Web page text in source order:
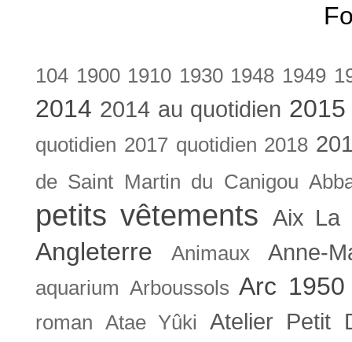
104 1900 1910 1930 1948 1949
2014 2014 au quotidien
quotidien 2017 quotidien 2018
de Saint Martin du Canigou
petits vêtements Aix La
Angleterre Animaux Anne-
aquarium Arboussols Arc 1950
roman Atae Yûki
Atelier Petit